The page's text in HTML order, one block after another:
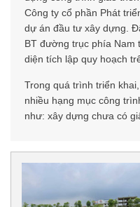
Công ty cổ phần Phát
dự án đầu tư xây dựng.
BT đường trục phía Nam
diện tích lập quy hoạch
Trong quá trình triển
nhiều hạng mục công
như: xây dựng chưa có